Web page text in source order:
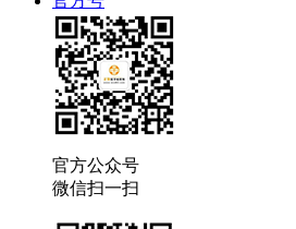
官方公众号
微信扫一扫